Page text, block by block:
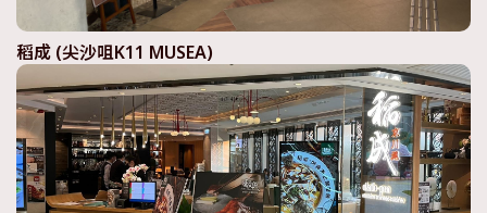
稻成 (尖沙咀K11 MUSEA)